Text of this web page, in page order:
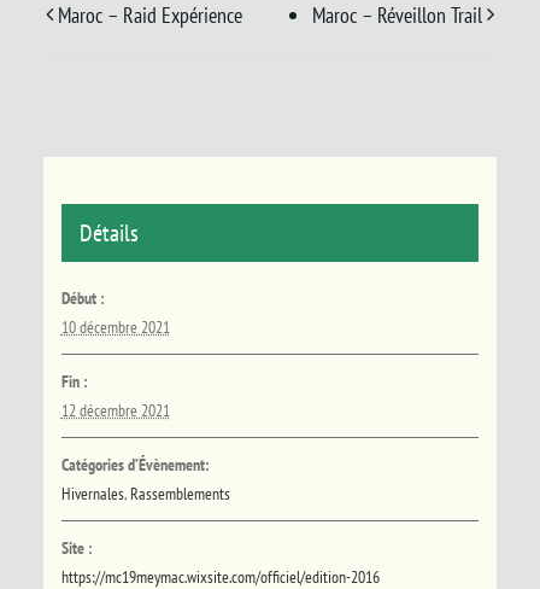
Maroc – Raid Expérience Maroc – Réveillon Trail
Détails
Début :
10 décembre 2021
Fin :
12 décembre 2021
Catégories d’Évènement:
Hivernales, Rassemblements
Site :
https://mc19meymac.wixsite.com/officiel/edition-2016